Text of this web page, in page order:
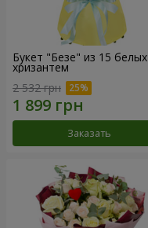
Букет "Безе" из 15 белых
хризантем
2 532 грн
Заказать